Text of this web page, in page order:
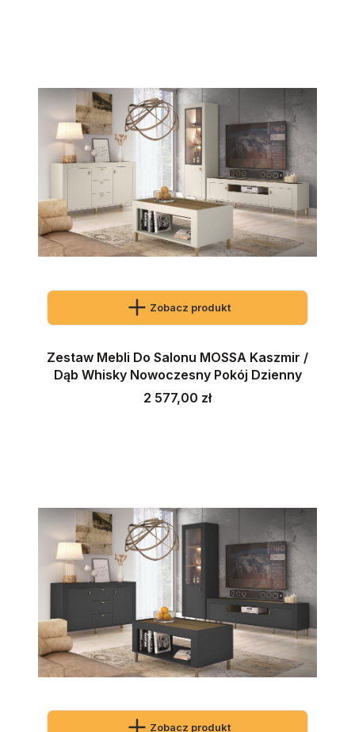
Zobacz produkt
Zestaw Mebli Do Salonu MOSSA Kaszmir /
Dąb Whisky Nowoczesny Pokój Dzienny
Cena
2 577,00 zł
Zobacz produkt